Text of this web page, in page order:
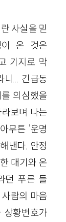
사실을 믿
이 온 것은
기지로 막
니... 긴급동
의심했을
보며 나는
무튼 ‘운명
낸다. 안정
대기와 온
던 푸른 들
람의 마음
상황번호가